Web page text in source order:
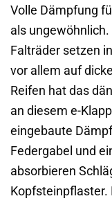
Volle Dämpfung
als
Falträder setzen
vor allem auf
Reifen hat das
an diesem e-
eingebaute
Federgabel und
absorbieren
Kopfsteinpflaster.